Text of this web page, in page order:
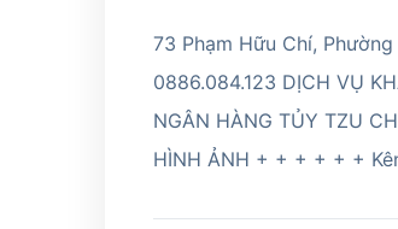
73 Phạm Hữu Chí,
0886.084.123 DỊCH VỤ
NGÂN HÀNG TỦY TZU
HÌNH ẢNH + + + + + +